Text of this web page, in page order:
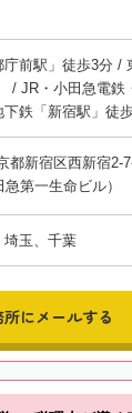
前駅」徒歩3分 /
/ JR・小田急電鉄
下鉄「新宿駅」徒
都新宿区西新宿2-
第一生命ビル）
埼玉、千葉
にメールする